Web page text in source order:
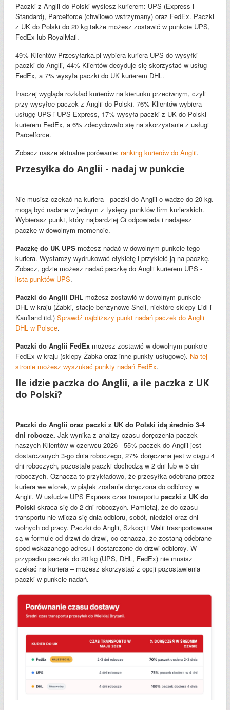
Paczki z Anglii do Polski wyślesz kurierem: UPS (Express i
Standard), Parcelforce (chwilowo wstrzymany) oraz FedEx. Paczki
z UK do Polski do 20 kg także możesz zostawić w punkcie UPS,
FedEx lub RoyalMail.
49% Klientów Przesyłarka.pl wybiera kuriera UPS do wysyłki
paczki do Anglii, 44% Klientów decyduje się skorzystać w usług
FedEx, a 7% wysyła paczki do UK kurierem DHL.
Inaczej wygląda rozkład kurierów na kierunku przeciwnym, czyli
przy wysyłce paczek z Anglii do Polski. 76% Klientów wybiera
usługę UPS i UPS Express, 17% wysyła paczki z UK do Polski
kurierem FedEx, a 6% zdecydowało się na skorzystanie z usługi
Parcelforce.
Zobacz nasze aktualne porówanie: ranking kurierów do Anglii.
Przesyłka do Anglii - nadaj w punkcie
Nie musisz czekać na kuriera - paczki do Anglii o wadze do 20 kg.
mogą być nadane w jednym z tysięcy punktów firm kurierskich.
Wybierasz punkt, który najbardziej Ci odpowiada i nadajesz
paczkę w dowolnym momencie.
Paczkę do UK UPS możesz nadać w dowolnym punkcie tego
kuriera. Wystarczy wydrukować etykietę i przykleić ją na paczkę.
Zobacz, gdzie możesz nadać paczkę do Anglii kurierem UPS -
lista punktów UPS.
Paczki do Anglii DHL możesz zostawić w dowolnym punkcie
DHL w kraju (Żabki, stacje benzynowe Shell, niektóre sklepy Lidl i
Kaufland itd.) Sprawdź najbliższy punkt nadań paczek do Anglii
DHL w Polsce.
Paczki do Anglii FedEx możesz zostawić w dowolnym punkcie
FedEx w kraju (sklepy Żabka oraz inne punkty usługowe). Na tej
stronie możesz wyszukać punkty nadań FedEx.
Ile idzie paczka do Anglii, a ile paczka z UK
do Polski?
Paczki do Anglii oraz paczki z UK do Polski idą średnio 3-4
dni robocze. Jak wynika z analizy czasu doręczenia paczek
naszych Klientów w czerwcu 2026 - 55% paczek do Anglii jest
dostarczanych 3-go dnia roboczego, 27% doręczana jest w ciągu 4
dni roboczych, pozostałe paczki dochodzą w 2 dni lub w 5 dni
roboczych. Oznacza to przykładowo, że przesyłka odebrana przez
kuriera we wtorek, w piątek zostanie doręczona do odbiorcy w
Anglii. W usłudze UPS Express czas transportu paczki z UK do
Polski skraca się do 2 dni roboczych. Pamiętaj, że do czasu
transportu nie wlicza się dnia odbioru, sobót, niedziel oraz dni
wolnych od pracy. Paczki do Anglii, Szkocji i Walii trasnportowane
są w formule od drzwi do drzwi, co oznacza, że zostaną odebrane
spod wskazanego adresu i dostarczone do drzwi odbiorcy. W
przypadku paczek do 20 kg (UPS, DHL, FedEx) nie musisz
czekać na kuriera – możesz skorzystać z opcji pozostawienia
paczki w punkcie nadań.